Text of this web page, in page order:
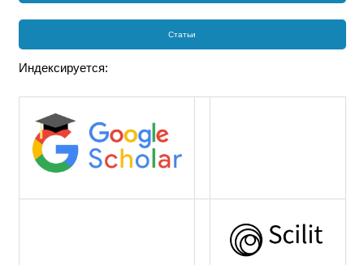
Статьи
Индексируется: